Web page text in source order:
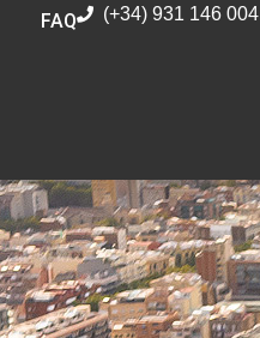
FAQ (+34) 931 146 004